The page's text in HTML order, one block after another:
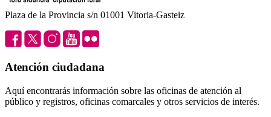
Plaza de la Provincia s/n 01001 Vitoria-Gasteiz
Atención ciudadana
Aquí encontrarás información sobre las oficinas de atención al
público y registros, oficinas comarcales y otros servicios de interés.